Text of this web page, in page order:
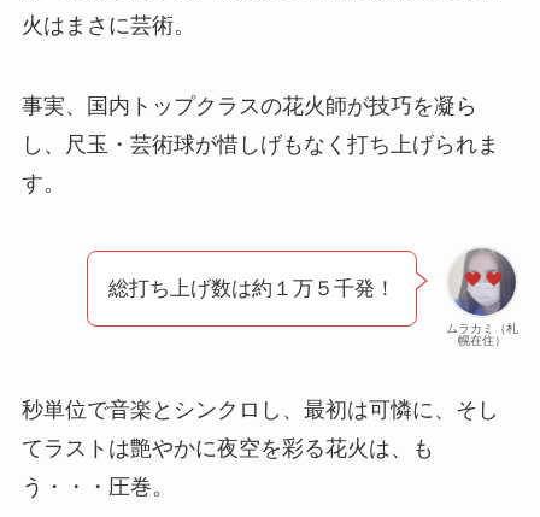
火はまさに芸術。
事実、国内トップクラスの花火師が技巧を凝ら
し、尺玉・芸術球が惜しげもなく打ち上げられま
す。
ムラカミ（札
幌在住）
総打ち上げ数は約１万５千発！
秒単位で音楽とシンクロし、最初は可憐に、そし
てラストは艶やかに夜空を彩る花火は、も
う・・・圧巻。